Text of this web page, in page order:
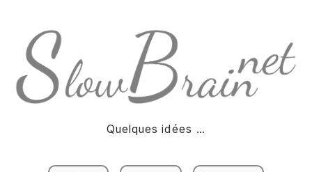
Quelques idées …